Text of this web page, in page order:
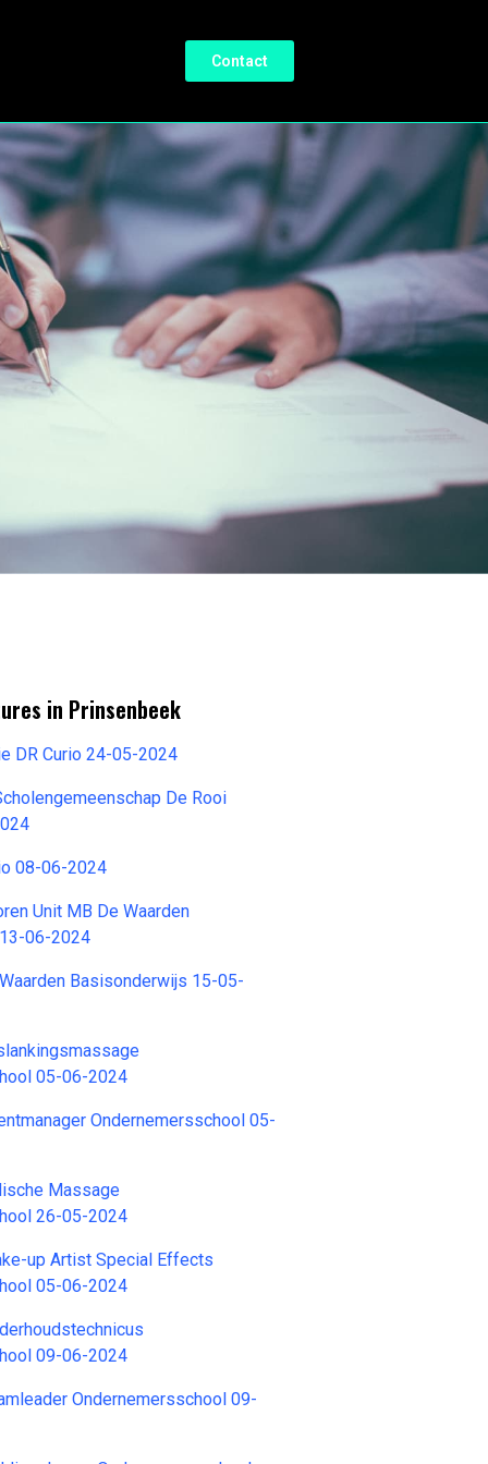
Contact
in Prinsenbeek
DR Curio 24-05-2024
De Rooi
08-06-2024
Unit MB De Waarden
06-2024
Basisonderwijs 15-05-
05-06-2024
Ondernemersschool 05-
Massage
26-05-2024
up Artist Special Effects
05-06-2024
09-06-2024
Ondernemersschool 09-